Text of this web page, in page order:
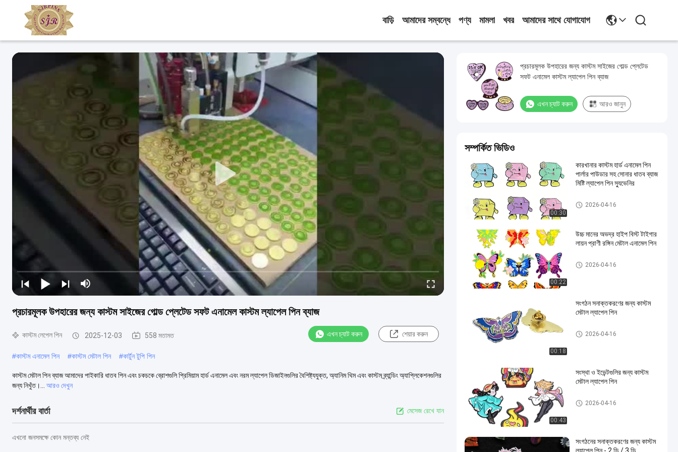
বাড়ি আমাদের সম্বন্ধে পণ্য মামলা খবর আমাদের সাথে যোগাযোগ
প্রচারমূলক উপহারের জন্য কাস্টম সাইজের গোল্ড প্লেটেড সফট এনামেল কাস্টম ল্যাপেল পিন ব্যাজ
কাস্টম লেপেল পিন 2025-12-03 558 মতামত এখন চ্যাট করুন শেয়ার করুন
#কাস্টম এনামেল পিন #কাস্টম মেটাল পিন #কার্টুন টুপি পিন
কাস্টম মেটাল পিন ব্যাজ আমাদের পাইকারি ধাতব পিন এবং চকচকে ব্রোশগুলি প্রিমিয়াম হার্ড এনামেল এবং নরম ল্যাপেল ডিজাইনগুলির বৈশিষ্ট্যযুক্ত, অ্যানিম থিম এবং কাস্টম ব্র্যান্ডিং অ্যাপ্লিকেশনগুলির
জন্য নিখুঁত।...
আরও দেখুন
দর্শনার্থীর বার্তা মেসেজ রেখে যান
এখনো জনসমক্ষে কোন মন্তব্য নেই
প্রচারমূলক উপহারের জন্য কাস্টম সাইজের গোল্ড প্লেটেড
সফট এনামেল কাস্টম ল্যাপেল পিন ব্যাজ
এখন চ্যাট করুন আরও জানুন
সম্পর্কিত ভিডিও
00:30
কারখানার কাস্টম হার্ড এনামেল পিন ️
পার্লার পাউডার সহ সোনার ধাতব ব্যাজ ️
মিষ্টি ল্যাপেল পিন স্যুভেনির
কাস্টম লেপেল পিন
2026-04-16
00:22
উচ্চ মানের অভদ্র হাইপ বিস্ট টাইগার
লায়ন প্রাণী রঙ্গিন মেটাল এনামেল পিন
কাস্টম লেপেল পিন
2026-04-16
00:18
সংগঠন সনাক্তকরণের জন্য কাস্টম
মেটাল ল্যাপেল পিন
কাস্টম লেপেল পিন
2026-04-16
00:43
সংস্থা ও ইভেন্টগুলির জন্য কাস্টম
মেটাল ল্যাপেল পিন
কাস্টম লেপেল পিন
2026-04-16
সংগঠনের সনাক্তকরণের জন্য কাস্টম